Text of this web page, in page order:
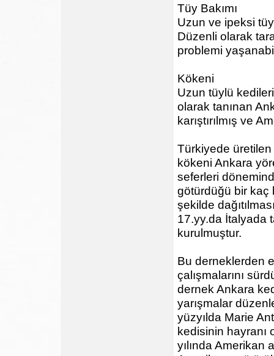
Tüy Bakımı
Uzun ve ipeksi
Düzenli olarak
problemi
Kökeni
Uzun tüylü
olarak tanınan
karıştırılmış ve
Türkiyede üretilen
kökeni Ankara
seferleri
götürdüğü bir kaç
şekilde
17.yy.da İtalyada
kurulmuştur.
Bu derneklerden
çalışmalarını
dernek Ankara
yarışmalar
yüzyılda Marie
kedisinin hayranı
yılında Amerikan